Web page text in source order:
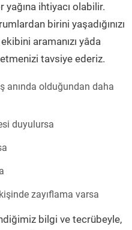
yağına ihtiyacı olabilir.
birini yaşadığınızı
aramanızı yâda
tavsiye ederiz.
anında olduğundan daha
duyulursa
zayıflama varsa
bilgi ve tecrübeyle,